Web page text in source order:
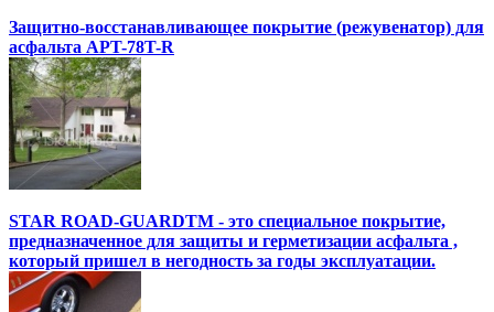
Защитно-восстанавливающее покрытие (режувенатор) для
асфальта APT-78T-R
STAR ROAD-GUARDTM - это специальное покрытие,
предназначенное для защиты и герметизации асфальта ,
который пришел в негодность за годы эксплуатации.